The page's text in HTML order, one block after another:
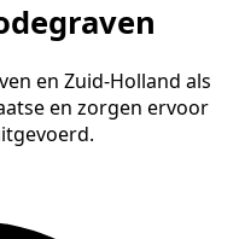
en Zuid-Holland als
en zorgen ervoor